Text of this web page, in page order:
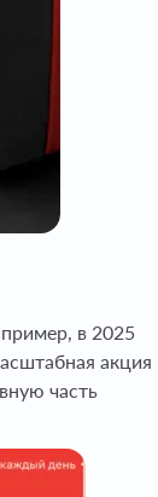
в 2025
акция
часть